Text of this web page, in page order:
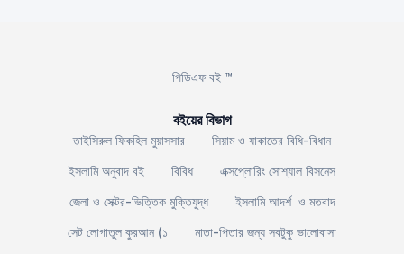
পিডিএফ বই ™
বইয়ের বিভাগ
তাইসিরুল ফিকহিল মুয়াসসার
সিয়াম ও যাকাতের বিধি-বিধান
ইসলামি অনুবাদ বই
বিবিধ
এক্সপ্লোরিং সোশ্যাল বিসনেস
জেলা ও সেক্টর-ভিত্তিক মুক্তিযুদ্ধ
ইসলামি আদর্শ ও মতবাদ
সেট লোগাতুল কুরআন (১
মাতা-পিতার জন্য সবটুকু ভালোবাসা